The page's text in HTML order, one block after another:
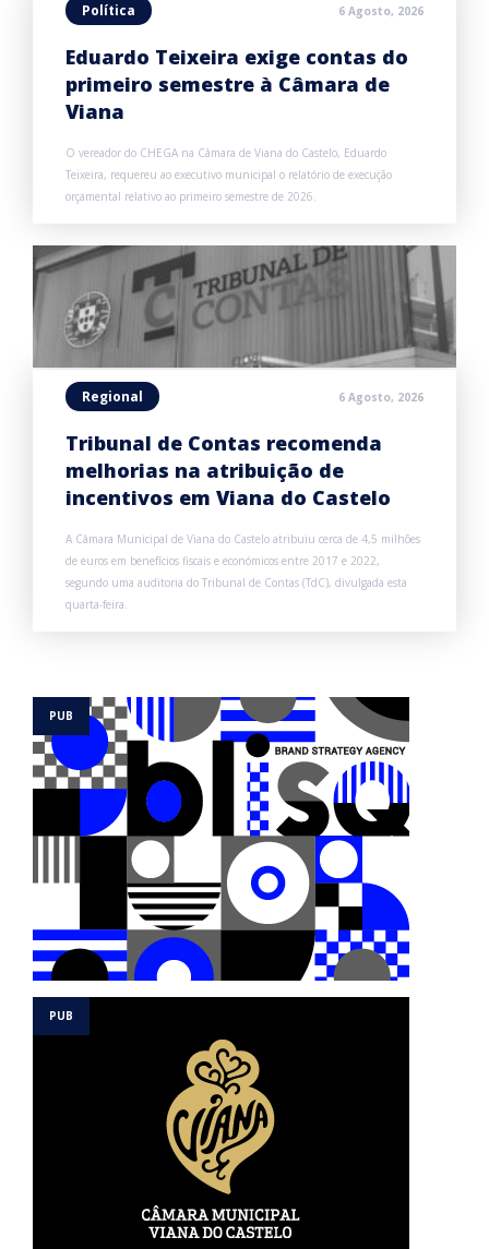
Política 6 Agosto, 2026
Eduardo Teixeira exige contas do
primeiro semestre à Câmara de
Viana
O vereador do CHEGA na Câmara de Viana do Castelo, Eduardo
Teixeira, requereu ao executivo municipal o relatório de execução
orçamental relativo ao primeiro semestre de 2026.
Regional 6 Agosto, 2026
Tribunal de Contas recomenda
melhorias na atribuição de
incentivos em Viana do Castelo
A Câmara Municipal de Viana do Castelo atribuiu cerca de 4,5 milhões
de euros em benefícios fiscais e económicos entre 2017 e 2022,
segundo uma auditoria do Tribunal de Contas (TdC), divulgada esta
quarta-feira.